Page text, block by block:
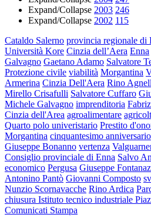
Expand/Collapse 2003 246
Expand/Collapse 2002 115
Cataldo Salerno provincia regionale di
Università Kore Cinzia dell’Aera Enna
Galvagno Gaetano Adamo Salvatore
Protezione civile viabilità Morgantina
Armerina Cinzia Dell'Aera Rino
Mirello Crisafulli Salvatore Cuffaro
Michele Galvagno imprenditoria
Cinzia dell'Area agroalimentare
Quarto polo univeristario Prestito
Morgantina cinquantesimo anniversario
Giuseppe Bonanno vertenza
Consiglio provinciale di Enna Salvo
economico Pergusa Giuseppe
Antonino Pantò Giovanni Composto
Nunzio Scornavacche Rino Ardica
chiusura Istituto tecnico industriale
Comunicati Stampa